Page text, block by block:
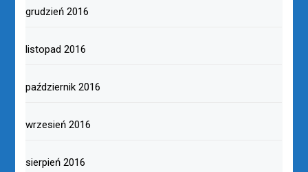
grudzień 2016
listopad 2016
październik 2016
wrzesień 2016
sierpień 2016